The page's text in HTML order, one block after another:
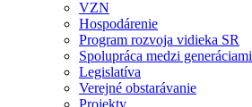
VZN
Hospodárenie
Program rozvoja vidieka SR
Spolupráca medzi generáciami
Legislatíva
Verejné obstarávanie
Projekty